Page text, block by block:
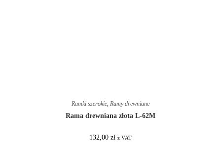
Ramki szerokie, Ramy drewniane
Rama drewniana złota L-62M
132,00 zł z VAT